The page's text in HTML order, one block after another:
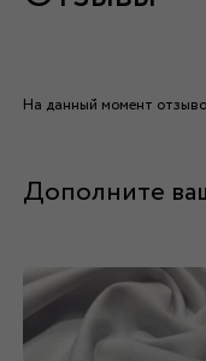
На данный момент
Дополните